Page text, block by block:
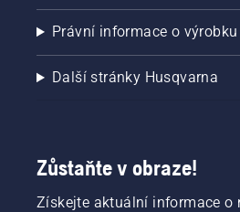
řetězové
pily
od
kmeni
znamená,
Právní informace o výrobku
Další stránky Husqvarna
Zůstaňte v obraze!
Získejte aktuální informace o